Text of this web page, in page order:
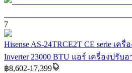
7
Hisense AS-24TRCE2T CE serie เ
Inverter 23000 BTU แอร์ เครื่องปรับ
฿8,602-17,399